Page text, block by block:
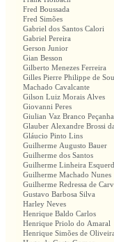
Fred Boussada
Fred Simões
Gabriel dos Santos Calori
Gabriel Pereira
Gerson Junior
Gian Besson
Gilberto Menezes Ferreira
Gilles Pierre Philippe de
Machado Cavalcante
Gilson Luiz Morais Alves
Giovanni Peres
Giulian Vaz Branco Peçanha
Glauber Alexandre Brossi
Gláucio Pinto Lins
Guilherme Augusto Bauer
Guilherme dos Santos
Guilherme Linheira
Guilherme Machado Nunes
Guilherme Redressa de
Gustavo Barbosa Silva
Harley Neves
Henrique Baldo Carlos
Henrique Priolo do Amaral
Henrique Simões de